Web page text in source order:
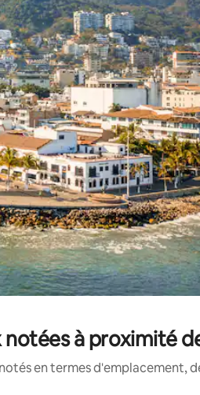
ou en appuyant et en faisant
à proximité
en termes d'emplacement,